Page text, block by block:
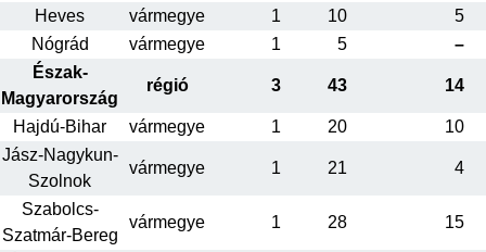
Heves vármegye 1 10
5
Nógrád
vármegye 1 5
–
Észak-
Magyarország
régió 3 43 14
Hajdú-Bihar vármegye 1 20
10
Jász-Nagykun-
Szolnok
vármegye 1 21 4
Szabolcs-
Szatmár-Bereg
vármegye 1 28 15